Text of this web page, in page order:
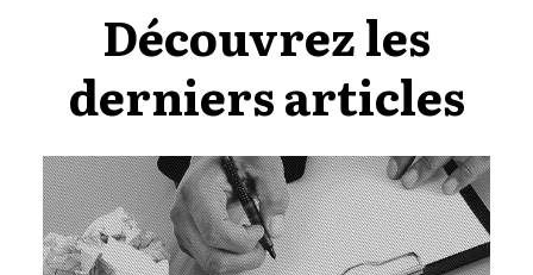
Découvrez les
derniers articles